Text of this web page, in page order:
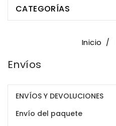
CATEGORÍAS
Inicio
Envíos
ENVÍOS Y DEVOLUCIONES
Envío del paquete